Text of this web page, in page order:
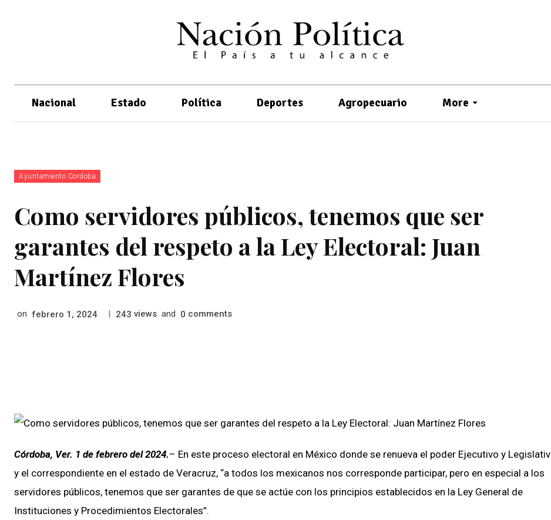
Nacional Estado Política Deportes Agropecuario More
Ayuntamiento Cordoba
Como servidores públicos, tenemos que ser
garantes del respeto a la Ley Electoral: Juan
Martínez Flores
on febrero 1, 2024 243 views and 0 comments
Córdoba, Ver. 1 de febrero del 2024.– En este proceso electoral en México donde se renueva el poder Ejecutivo y
y el correspondiente en el estado de Veracruz, “a todos los mexicanos nos corresponde participar, pero en especial a los
servidores públicos, tenemos que ser garantes de que se actúe con los principios establecidos en la Ley General de
Instituciones y Procedimientos Electorales”.